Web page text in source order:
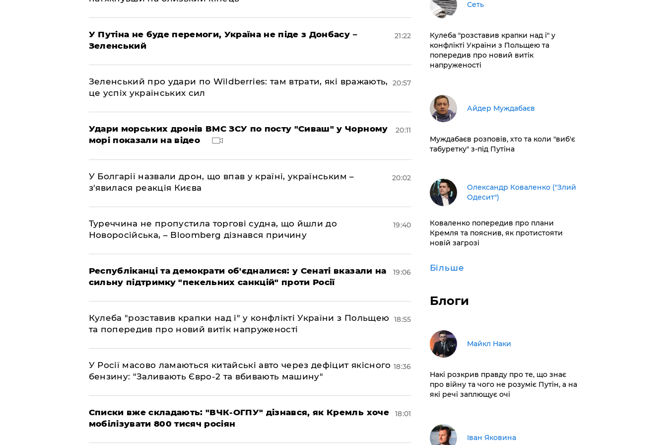
У Путіна не буде перемоги, Україна не піде з Донбасу –
Зеленський
21:22
Зеленський про удари по Wildberries: там втрати, які вражають,
це успіх українських сил
20:57
Удари морських дронів ВМС ЗСУ по посту "Сиваш" у Чорному
морі показали на відео
20:11
У Болгарії назвали дрон, що впав у країні, українським –
з'явилася реакція Києва
20:02
Туреччина не пропустила торгові судна, що йшли до
Новоросійська, – Bloomberg дізнався причину
19:40
Республіканці та демократи об'єдналися: у Сенаті вказали на
сильну підтримку "пекельних санкцій" проти Росії
19:06
Кулеба "розставив крапки над і" у конфлікті України з Польщею
та попередив про новий витік напруженості
18:55
У Росії масово ламаються китайські авто через дефіцит якісного
бензину: "Заливають Євро-2 та вбивають машину"
18:36
Списки вже складають: "ВЧК-ОГПУ" дізнався, як Кремль хоче
мобілізувати 800 тисяч росіян
18:01
Сеть
Кулеба "розставив крапки над і" у
конфлікті України з Польщею та
попередив про новий витік
напруженості
Айдер Муждабаєв
Муждабаєв розповів, хто та коли "виб'є
табуретку" з-під Путіна
Олександр Коваленко ("Злий
Одесит")
Коваленко попередив про плани
Кремля та пояснив, як протистояти
новій загрозі
Більше
Блоги
Майкл Наки
Накі розкрив правду про те, що знає
про війну та чого не розуміє Путін, а на
які речі заплющує очі
Іван Яковина